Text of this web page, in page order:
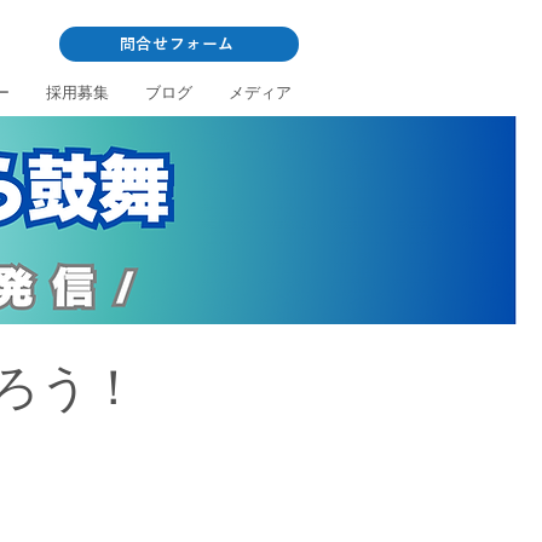
問合せフォーム
採用募集 ブログ メディア
う！